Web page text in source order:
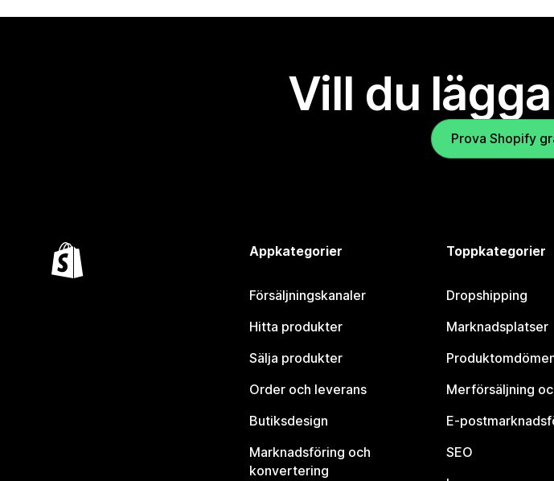
Vill du
Prova Shopify
Appkategorier
Försäljningskanaler
Hitta produkter
Sälja produkter
Order och leverans
Butiksdesign
Marknadsföring och
konvertering
Toppkategorier
Dropshipping
Marknadsplatser
Merförsäljning
E-
SEO